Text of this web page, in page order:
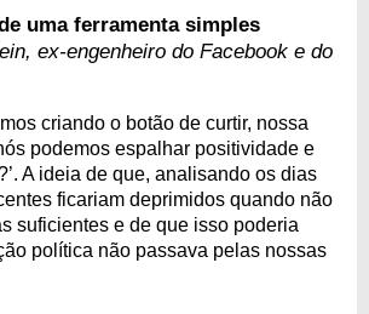
uma ferramenta simples
ex-engenheiro do Facebook e do
criando o botão de curtir, nossa
podemos espalhar positividade e
A ideia de que, analisando os dias
ficariam deprimidos quando não
suficientes e de que isso poderia
política não passava pelas nossas